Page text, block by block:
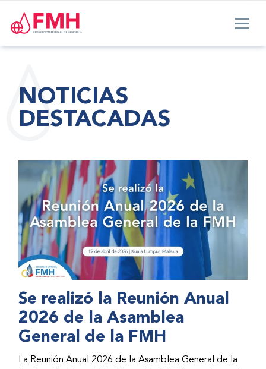
NOTICIAS
DESTACADAS
Se realizó la Reunión Anual
2026 de la Asamblea
General de la FMH
La Reunión Anual 2026 de la Asamblea General de la